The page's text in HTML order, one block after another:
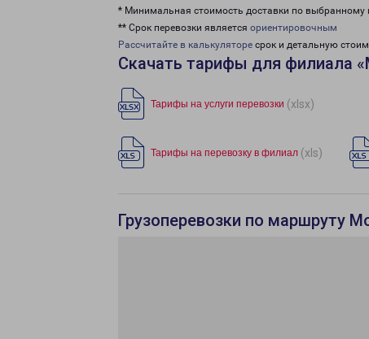
* Минимальная стоимость доставки по выбранному
** Срок перевозки является ориентировочным
Рассчитайте в калькуляторе срок и детальную
Скачать тарифы для филиала
Тарифы на услуги перевозки (xlsx)
Тарифы на перевозку в филиал (xls)
Грузоперевозки по маршруту